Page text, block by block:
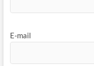
E-mail